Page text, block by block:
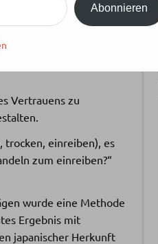
Vertrauens zu
trocken, einreiben), es
zum einreiben?“
wurde eine Methode
Ergebnis mit
japanischer Herkunft
Abonnieren